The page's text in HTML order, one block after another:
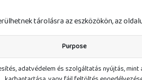
tárolásra az eszközökön, az
Purpose
adatvédelem és szolgáltatás nyújtás,